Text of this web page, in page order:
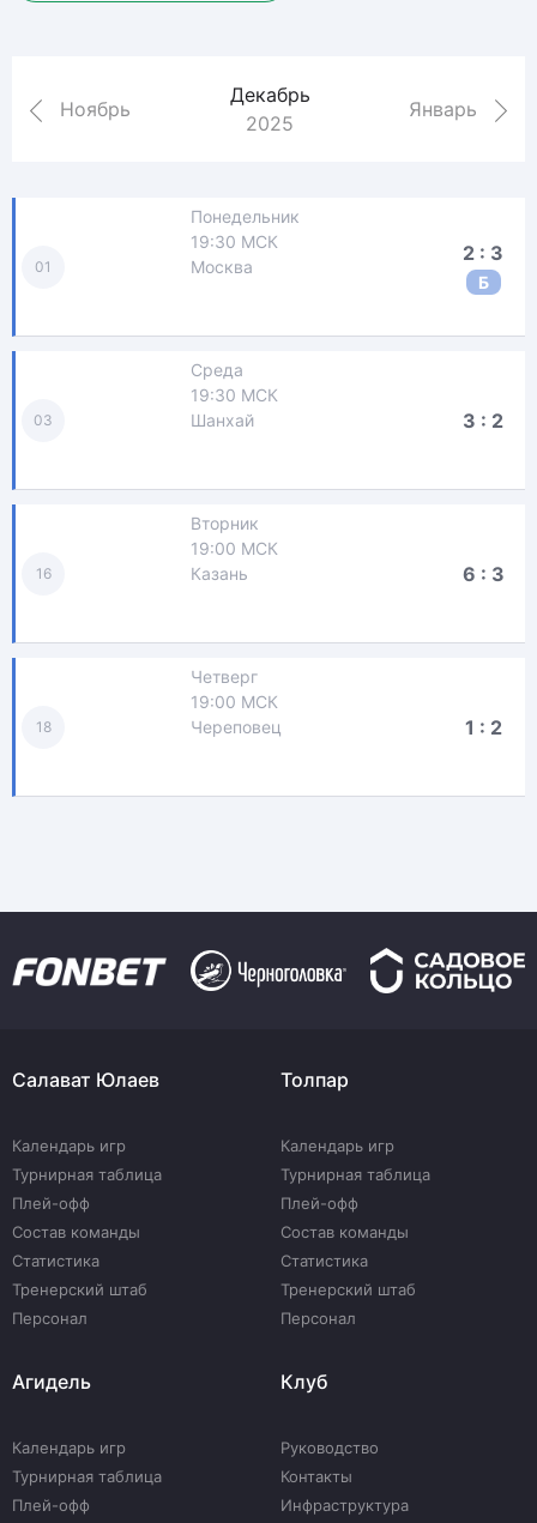
Ноябрь
Декабрь
2025
Январь
01
Понедельник
19:30 МСК
Москва
2 : 3
Б
03
Среда
19:30 МСК
Шанхай
3 : 2
16
Вторник
19:00 МСК
Казань
6 : 3
18
Четверг
19:00 МСК
Череповец
1 : 2
Салават Юлаев
Календарь игр
Турнирная таблица
Плей-офф
Состав команды
Статистика
Тренерский штаб
Персонал
Толпар
Календарь игр
Турнирная таблица
Плей-офф
Состав команды
Статистика
Тренерский штаб
Персонал
Агидель
Календарь игр
Турнирная таблица
Плей-офф
Клуб
Руководство
Контакты
Инфраструктура